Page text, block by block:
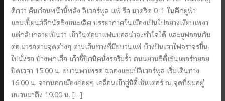
ดีกว่า คืนก่อนหน้านี้หลัง ลิเวอร์พูล แพ้ รีล มาดริด 0-1 ในศึกยูฟ่า
แชมเปี้ยนส์ลีกนัดชิงชนะเลิศ บรรยากาศในเมืองเป็นไปอย่างเงียบเหงา
แต่กลับกลายเป็นว่า เช้าวันต่อมาแฟนบอลน่าจะทำใจได้ และมูฟออนกัน
ต่อ มารอตามจุดต่างๆ ตามเส้นทางที่มีขบวนแห่ บ้างปีนเสาไฟจราจรขึ้น
ไปนั่งรอ บ้างพกเสื่อ เก้าอี้ปิกนิคนั่งรอริมรั้ว ถนนย่านซิตี้เซ็นเตอร์ทยอย
ปิดเวลา 15.00 น. ขบวนพาเหรด ฉลองแชมป์ลิเวอร์พูล เริ่มเดินทาง
16.00 น. จากนอกเมืองค่อยๆ เคลื่อนเข้าสู่ซิตี้เซ็นเตอร์ ณ จุดที่ผมอยู่
ขบวนมาถึง 19.00 น. […]